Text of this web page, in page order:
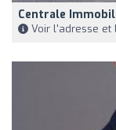
Centrale
Voir l'adresse et